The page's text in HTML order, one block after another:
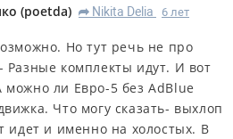
(poetda) R Nikita Delia
6 лет
Но тут речь не про
комплекты идут. И вот
ли Евро-5 без AdBlue
Что могу сказать- выхлоп
идет и именно на холостых. В